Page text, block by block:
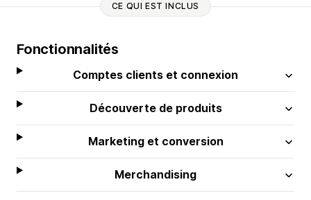
CE QUI EST INCLUS
Fonctionnalités
Comptes clients et connexion
Découverte de produits
Marketing et conversion
Merchandising